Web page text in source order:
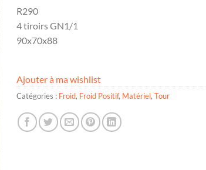
R290
4 tiroirs GN1/1
90x70x88
Ajouter à ma wishlist
Catégories : Froid, Froid Positif, Matériel, Tour